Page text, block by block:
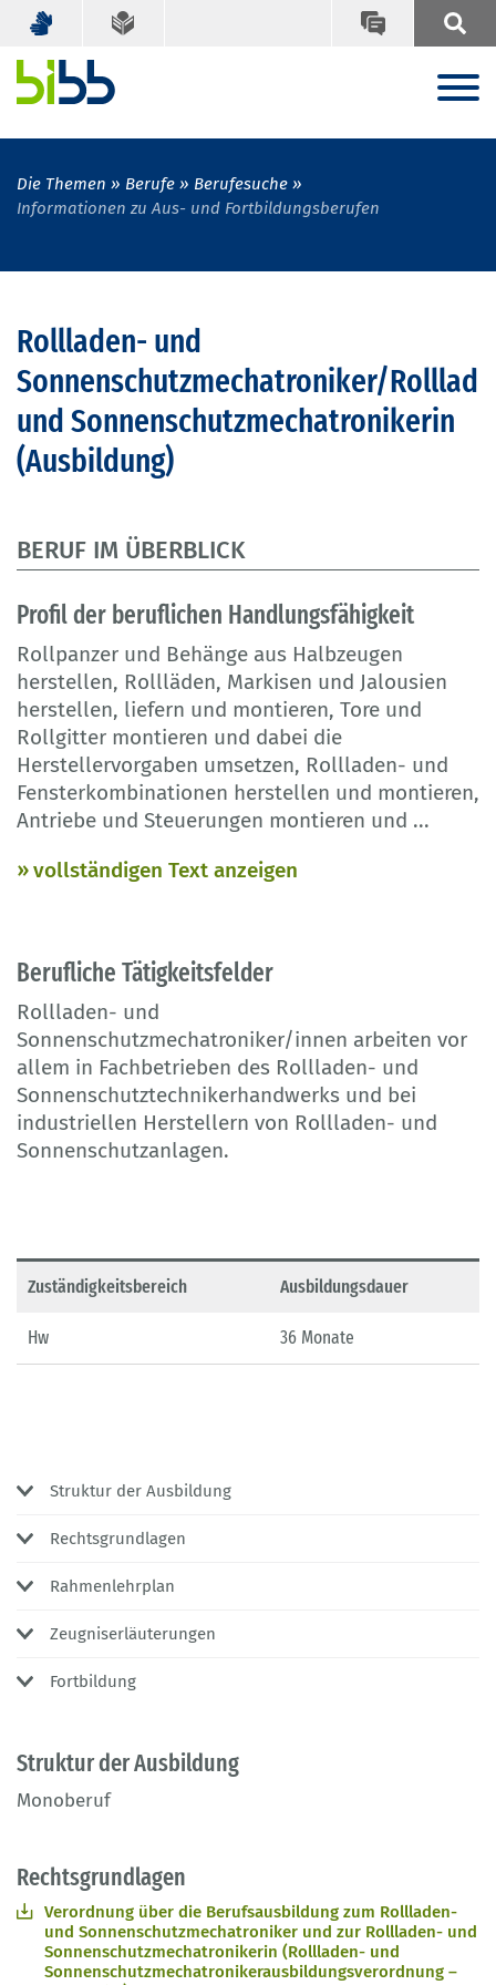
Die Themen Berufe
Berufesuche
Informationen zu Aus- und Fortbildungsberufen
Rollladen- und
Sonnenschutzmechatroniker/
und Sonnenschutzmechatronikerin
(Ausbildung)
BERUF IM ÜBERBLICK
Profil der beruflichen Handlungsfähigkeit
Rollpanzer und Behänge aus Halbzeugen
herstellen, Rollläden, Markisen und Jalousien
herstellen, liefern und montieren, Tore und
Rollgitter montieren und dabei die
Herstellervorgaben umsetzen, Rollladen- und
Fensterkombinationen herstellen und montieren,
Antriebe und Steuerungen montieren und ...
vollständigen Text anzeigen
Berufliche Tätigkeitsfelder
Rollladen- und
Sonnenschutzmechatroniker/innen arbeiten vor
allem in Fachbetrieben des Rollladen- und
Sonnenschutztechnikerhandwerks und bei
industriellen Herstellern von Rollladen- und
Sonnenschutzanlagen.
Zuständigkeitsbereich Ausbildungsdauer
Hw 36 Monate
Struktur der Ausbildung
Rechtsgrundlagen
Rahmenlehrplan
Zeugniserläuterungen
Fortbildung
Struktur der Ausbildung
Monoberuf
Rechtsgrundlagen
Verordnung über die Berufsausbildung zum Rollladen-
und Sonnenschutzmechatroniker und zur Rollladen- und
Sonnenschutzmechatronikerin (Rollladen- und
Sonnenschutzmechatronikerausbildungsverordnung –